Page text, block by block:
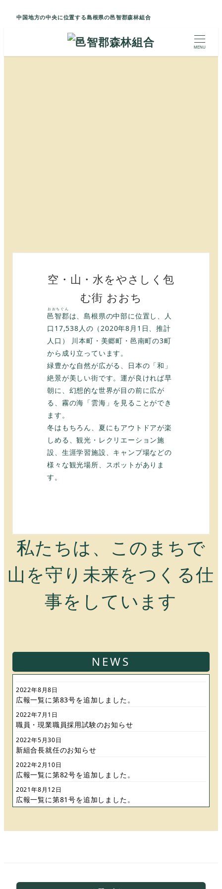
中国地方の中央に位置する島根県の邑智郡森林組合
MENU
空・山・水をやさしく包
む街 おおち
邑智郡
おおちぐん
は、島根県の中部に位置し、人
口17,538人の（2020年8月1日、推計
人口） 川本町・美郷町・邑南町の3町
から成り立っています。
緑豊かな自然が広がる、日本の「和」
絶景が美しい街です。運が良ければ早
朝に、幻想的な世界が目の前に広が
る、霧の海「雲海」を見ることができ
ます。
冬はもちろん、夏にもアウトドアが楽
しめる、観光・レクリエーション施
設、生涯学習施設、キャンプ場などの
様々な観光場所、スポットがありま
す。
私たちは、このまちで
山を守り未来をつくる仕
事をしています
NEWS
広報一覧に第83号を追加しました。
2022年8月8日
職員・現業職員採用試験のお知らせ
2022年7月1日
新組合長就任のお知らせ
2022年5月30日
広報一覧に第82号を追加しました。
2022年2月10日
広報一覧に第81号を追加しました。
2021年8月12日